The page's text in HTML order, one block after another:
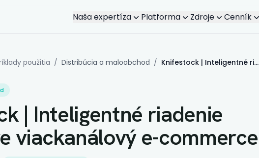
Naša expertíza Platforma Zdroje Cenník
použitia / Distribúcia a maloobchod / Knifestock | Inteligentné riadenie zásob pre viackanálový e-commerce
| Inteligentné riadenie
viackanálový e-commerce